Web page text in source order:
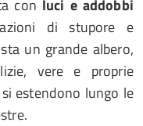
con luci e addobbi
di stupore e
un grande albero,
vere e proprie
estendono lungo le